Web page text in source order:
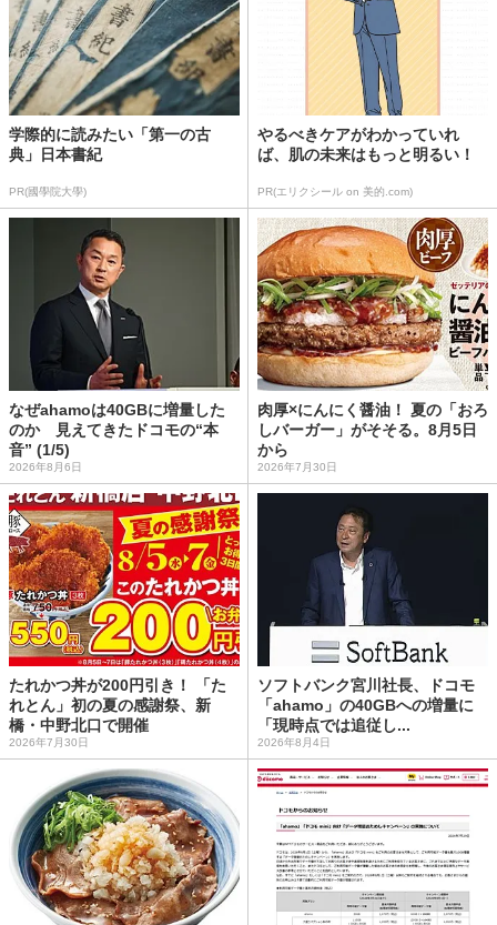
学際的に読みたい「第一の古
典」日本書紀
PR(國學院大學)
やるべきケアがわかっていれ
ば、肌の未来はもっと明るい！
PR(エリクシール on 美的.com)
なぜahamoは40GBに増量した
のか 見えてきたドコモの“本
音” (1/5)
2026年8月6日
肉厚×にんにく醤油！ 夏の「おろ
しバーガー」がそそる。8月5日
から
2026年7月30日
たれかつ丼が200円引き！ 「た
れとん」初の夏の感謝祭、新
橋・中野北口で開催
2026年7月30日
ソフトバンク宮川社長、ドコモ
「ahamo」の40GBへの増量に
「現時点では追従し...
2026年8月4日